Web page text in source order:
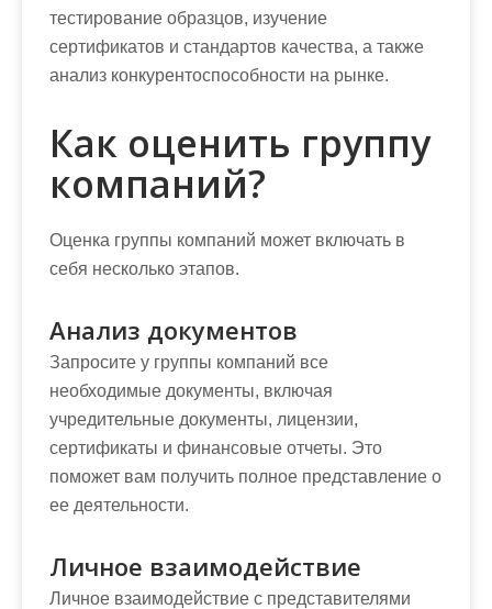
тестирование образцов, изучение
сертификатов и стандартов качества, а также
анализ конкурентоспособности на рынке.
Как оценить группу
компаний?
Оценка группы компаний может включать в
себя несколько этапов.
Анализ документов
Запросите у группы компаний все
необходимые документы, включая
учредительные документы, лицензии,
сертификаты и финансовые отчеты. Это
поможет вам получить полное представление о
ее деятельности.
Личное взаимодействие
Личное взаимодействие с представителями